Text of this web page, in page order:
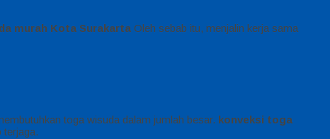
murah Kota Surakarta Oleh sebab itu, menjalin kerja sama
toga wisuda dalam jumlah besar. konveksi toga
terjaga.